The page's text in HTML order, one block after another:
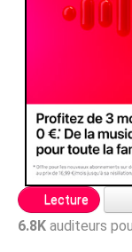
Lecture
6.8K auditeurs